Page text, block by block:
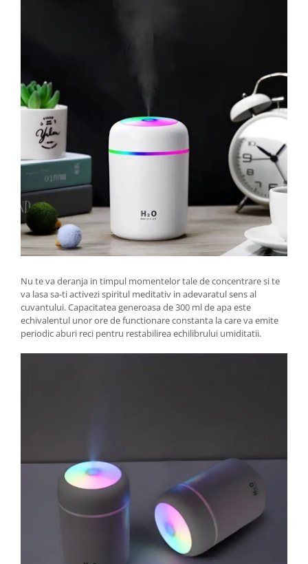
Nu te va deranja in timpul momentelor tale de concentrare si te
va lasa sa-ti activezi spiritul meditativ in adevaratul sens al
cuvantului. Capacitatea generoasa de 300 ml de apa este
echivalentul unor ore de functionare constanta la care va emite
periodic aburi reci pentru restabilirea echilibrului umiditatii.